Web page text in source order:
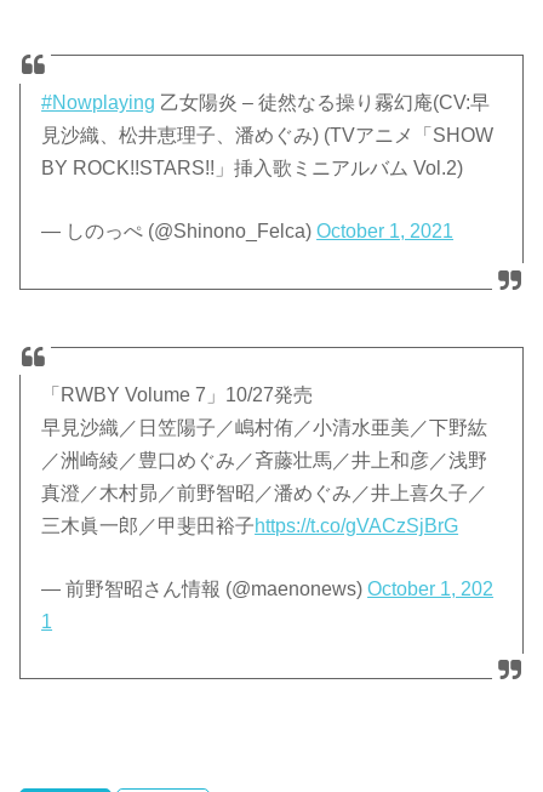
#Nowplaying 乙女陽炎 – 徒然なる操り霧幻庵(CV:早
見沙織、松井恵理子、潘めぐみ) (TVアニメ「SHOW
BY ROCK!!STARS!!」挿入歌ミニアルバム Vol.2)
— しのっぺ (@Shinono_Felca)October 1, 2021
「RWBY Volume 7」10/27発売
早見沙織／日笠陽子／嶋村侑／小清水亜美／下野紘
／洲崎綾／豊口めぐみ／斉藤壮馬／井上和彦／浅野
真澄／木村昴／前野智昭／潘めぐみ／井上喜久子／
三木眞一郎／甲斐田裕子https://t.co/gVACzSjBrG
— 前野智昭さん情報 (@maenonews)October 1, 202
1